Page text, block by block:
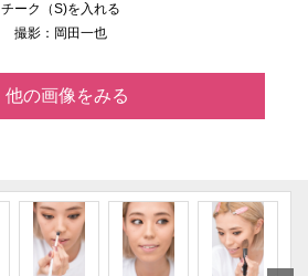
チーク（S)を入れる
撮影：岡田一也
他の画像をみる